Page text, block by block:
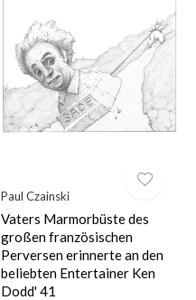
Paul Czainski
Vaters Marmorbüste des
großen französischen
Perversen erinnerte an den
beliebten Entertainer Ken
Dodd' 41